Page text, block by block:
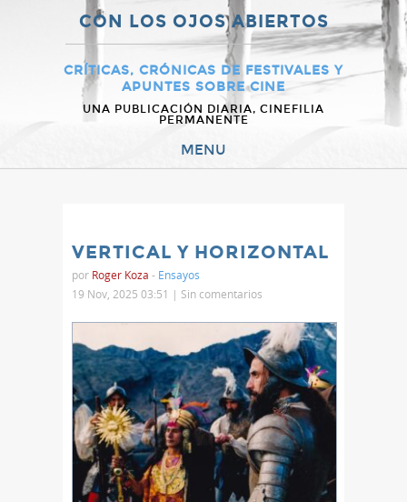
CON LOS OJOS ABIERTOS
CRÍTICAS, CRÓNICAS DE FESTIVALES Y
APUNTES SOBRE CINE
UNA PUBLICACIÓN DIARIA, CINEFILIA
PERMANENTE
MENU
VERTICAL Y HORIZONTAL
por Roger Koza - Ensayos
19 Nov, 2025 03:51 | Sin comentarios